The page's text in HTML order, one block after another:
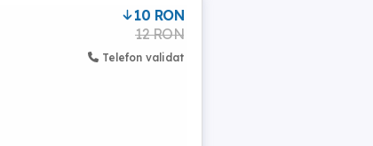
10 RON
12 RON
Telefon validat